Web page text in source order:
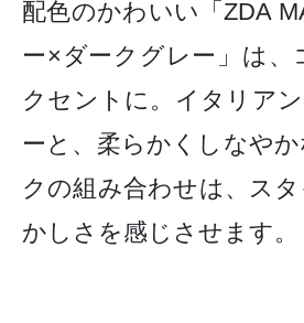
配色のかわいい「ZDA
ー×ダークグレー」は
クセントに。 イタリア
ーと、柔らかくしなや
クの組み合わせは、ス
かしさを感じさせます。